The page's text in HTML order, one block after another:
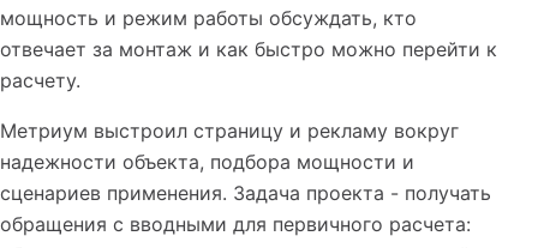
мощность и режим работы обсуждать, кто
отвечает за монтаж и как быстро можно перейти к
расчету.
Метриум выстроил страницу и рекламу вокруг
надежности объекта, подбора мощности и
сценариев применения. Задача проекта - получать
обращения с вводными для первичного расчета: